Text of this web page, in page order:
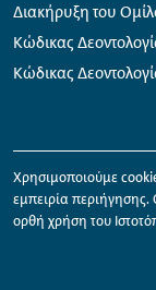
Διακήρυξη του
Κώδικας
Κώδικας
Χρησιμοποιούμε
εμπειρία περιήγησης.
ορθή χρήση του